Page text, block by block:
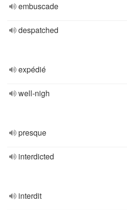
embuscade
despatched
expédié
well-nigh
presque
interdicted
interdit